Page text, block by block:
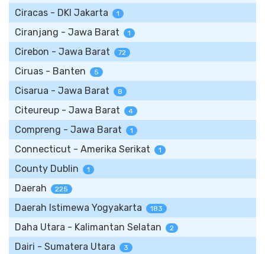
Ciracas - DKI Jakarta 1
Ciranjang - Jawa Barat 1
Cirebon - Jawa Barat 72
Ciruas - Banten 5
Cisarua - Jawa Barat 8
Citeureup - Jawa Barat 4
Compreng - Jawa Barat 1
Connecticut - Amerika Serikat 1
County Dublin 1
Daerah 225
Daerah Istimewa Yogyakarta 183
Daha Utara - Kalimantan Selatan 2
Dairi - Sumatera Utara 3